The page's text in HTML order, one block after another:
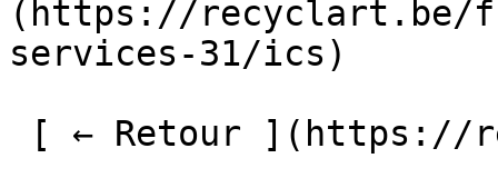
(https://recyclart.be/
services-31/ics)